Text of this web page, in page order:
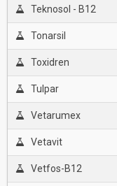
Teknosol - B12
Tonarsil
Toxidren
Tulpar
Vetarumex
Vetavit
Vetfos-B12